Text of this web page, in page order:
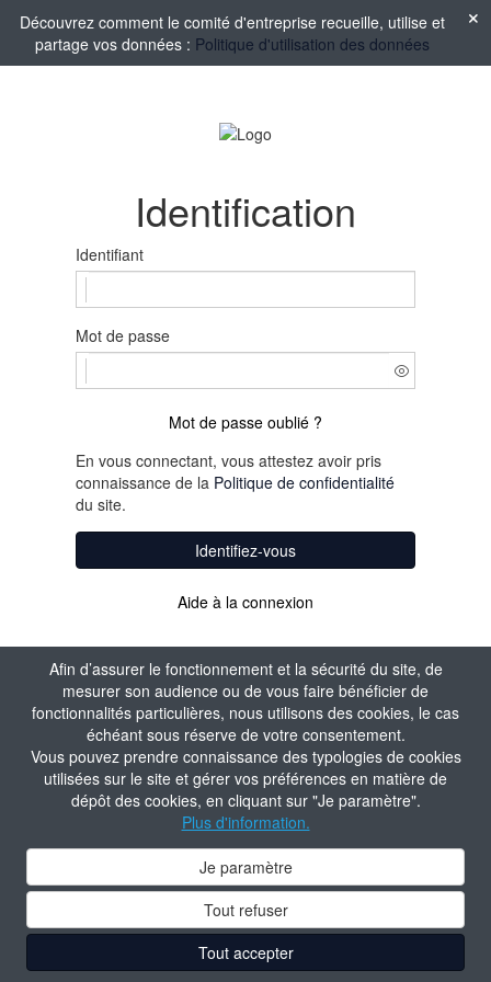
Afin d’assurer le fonctionnement et la sécurité du site, de
mesurer son audience ou de vous faire bénéficier de
fonctionnalités particulières, nous utilisons des cookies, le cas
échéant sous réserve de votre consentement.
Vous pouvez prendre connaissance des typologies de cookies
utilisées sur le site et gérer vos préférences en matière de
dépôt des cookies, en cliquant sur "Je paramètre".
Plus d'information.
Je paramètre
Tout refuser
Tout accepter
Découvrez comment le comité d'entreprise recueille, utilise et
partage vos données : Politique d'utilisation des données
Identification
Identifiant
Mot de passe
Mot de passe oublié ?
En vous connectant, vous attestez avoir pris
connaissance de la Politique de confidentialité
du site.
Identifiez-vous
Aide à la connexion